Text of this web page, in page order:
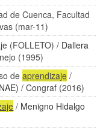
de Cuenca, Facultad
(mar-11)
(FOLLETO) / Dallera
(1995)
deaprendizaje /
/ Congraf (2016)
/ Menigno Hidalgo